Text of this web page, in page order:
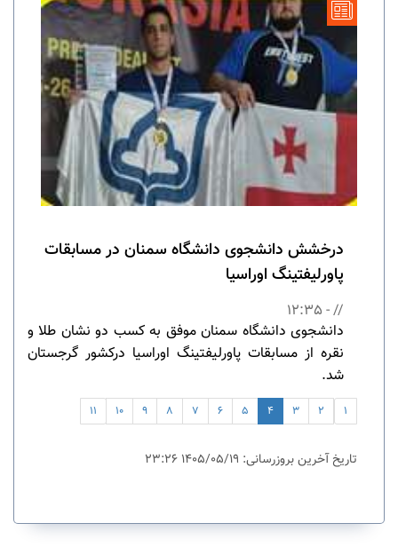
درخشش دانشجوی دانشگاه سمنان در مسابقات
پاورلیفتینگ اوراسیا
// - 12:35
دانشجوی دانشگاه سمنان موفق به کسب دو نشان طلا و
نقره از مسابقات پاورلیفتینگ اوراسیا درکشور گرجستان
شد.
1
2
3
4
5
6
7
8
9
10
11
تاریخ آخرین بروزرسانی: 1405/05/19 23:26